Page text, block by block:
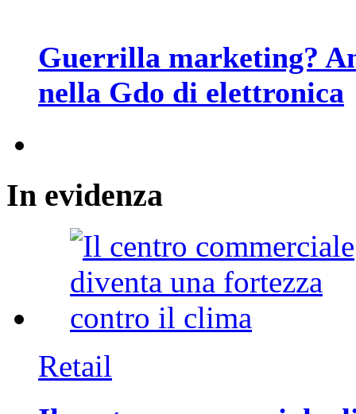
Guerrilla marketing?
nella Gdo di elettronica
In evidenza
Retail